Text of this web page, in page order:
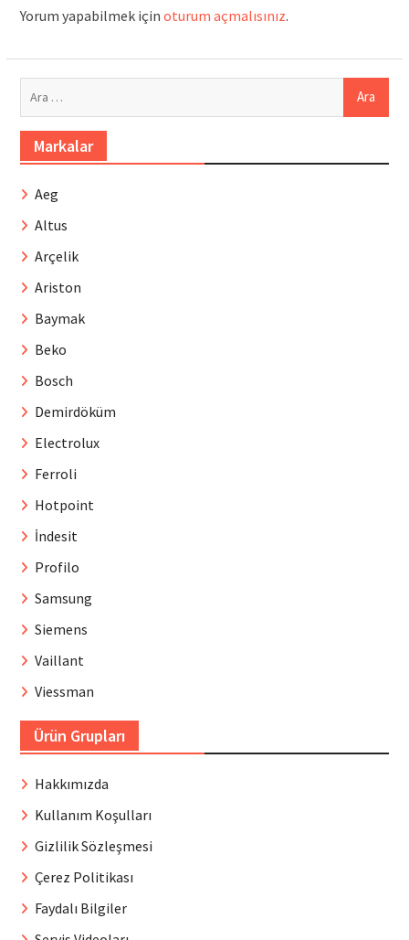
Yorum yapabilmek için oturum açmalısınız.
Markalar
Aeg
Altus
Arçelik
Ariston
Baymak
Beko
Bosch
Demirdöküm
Electrolux
Ferroli
Hotpoint
İndesit
Profilo
Samsung
Siemens
Vaillant
Viessman
Ürün Grupları
Hakkımızda
Kullanım Koşulları
Gizlilik Sözleşmesi
Çerez Politikası
Faydalı Bilgiler